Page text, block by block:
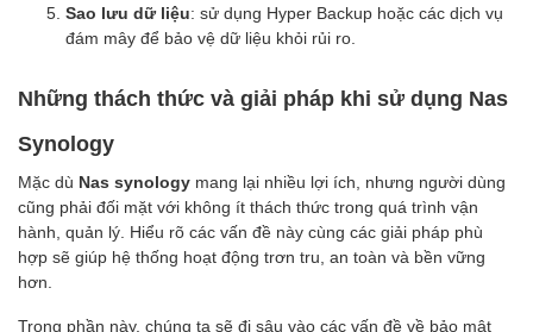
Sao lưu dữ liệu: sử dụng Hyper Backup hoặc các dịch vụ
đám mây để bảo vệ dữ liệu khỏi rủi ro.
Những thách thức và giải pháp khi sử dụng Nas
Synology
Mặc dù Nas synology mang lại nhiều lợi ích, nhưng người dùng
cũng phải đối mặt với không ít thách thức trong quá trình vận
hành, quản lý. Hiểu rõ các vấn đề này cùng các giải pháp phù
hợp sẽ giúp hệ thống hoạt động trơn tru, an toàn và bền vững
hơn.
Trong phần này, chúng ta sẽ đi sâu vào các vấn đề về bảo mật